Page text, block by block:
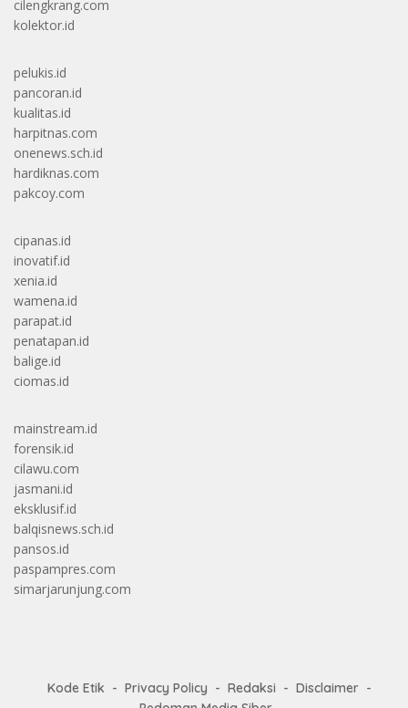
cilengkrang.com
kolektor.id
pelukis.id
pancoran.id
kualitas.id
harpitnas.com
onenews.sch.id
hardiknas.com
pakcoy.com
cipanas.id
inovatif.id
xenia.id
wamena.id
parapat.id
penatapan.id
balige.id
ciomas.id
mainstream.id
forensik.id
cilawu.com
jasmani.id
eksklusif.id
balqisnews.sch.id
pansos.id
paspampres.com
simarjarunjung.com
Kode Etik Privacy Policy Redaksi
Disclaimer